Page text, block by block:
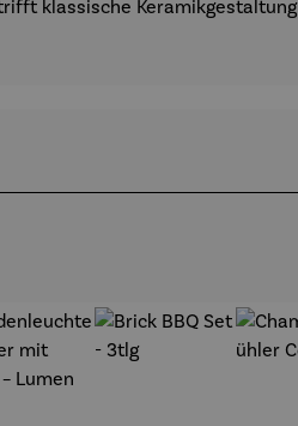
klassische Keramikgestaltung